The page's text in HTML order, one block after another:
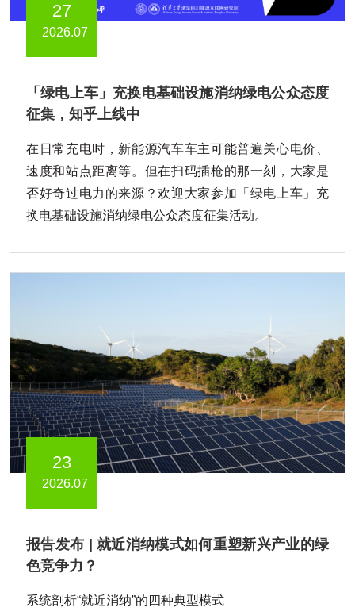
27
2026.07
「绿电上车」充换电基础设施消纳绿电公众态度
征集，知乎上线中
在日常充电时，新能源汽车车主可能普遍关心电价、
速度和站点距离等。但在扫码插枪的那一刻，大家是
否好奇过电力的来源？欢迎大家参加「绿电上车」充
换电基础设施消纳绿电公众态度征集活动。
23
2026.07
报告发布 | 就近消纳模式如何重塑新兴产业的绿
色竞争力？
系统剖析“就近消纳”的四种典型模式